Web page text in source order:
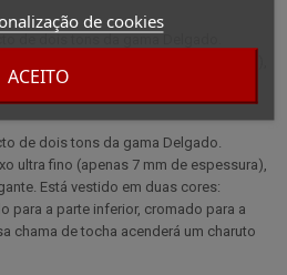
de cookies
ACEITO
de dois tons da gama Delgado.
ultra fino (apenas 7 mm de espessura),
Está vestido em duas cores:
para a parte inferior, cromado para a
chama de tocha acenderá um charuto